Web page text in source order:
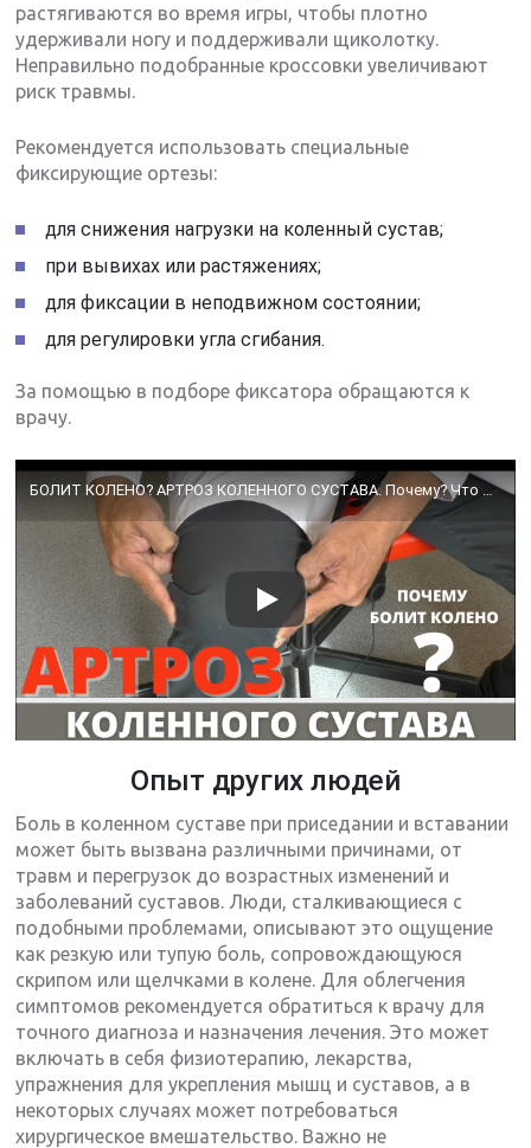
растягиваются во время игры, чтобы плотно
удерживали ногу и поддерживали щиколотку.
Неправильно подобранные кроссовки увеличивают
риск травмы.
Рекомендуется использовать специальные
фиксирующие ортезы:
для снижения нагрузки на коленный сустав;
при вывихах или растяжениях;
для фиксации в неподвижном состоянии;
для регулировки угла сгибания.
За помощью в подборе фиксатора обращаются к
врачу.
БОЛИТ КОЛЕНО? АРТРОЗ КОЛЕННОГО СУСТАВА. Почему? Что делать?
Опыт других людей
Боль в коленном суставе при приседании и вставании
может быть вызвана различными причинами, от
травм и перегрузок до возрастных изменений и
заболеваний суставов. Люди, сталкивающиеся с
подобными проблемами, описывают это ощущение
как резкую или тупую боль, сопровождающуюся
скрипом или щелчками в колене. Для облегчения
симптомов рекомендуется обратиться к врачу для
точного диагноза и назначения лечения. Это может
включать в себя физиотерапию, лекарства,
упражнения для укрепления мышц и суставов, а в
некоторых случаях может потребоваться
хирургическое вмешательство. Важно не